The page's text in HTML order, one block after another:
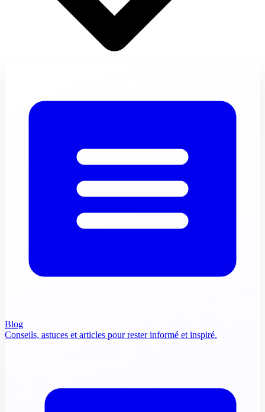
Blog
Conseils, astuces et articles pour rester informé et inspiré.